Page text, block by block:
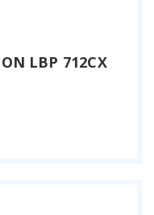
LBP 712CX